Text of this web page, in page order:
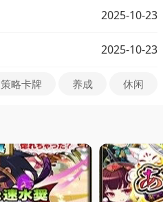
2025-10-23
2025-10-23
策略卡牌 养成 休闲